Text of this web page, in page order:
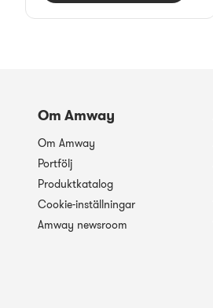
Om Amway
Om Amway
Portfölj
Produktkatalog
Cookie-inställningar
Amway newsroom